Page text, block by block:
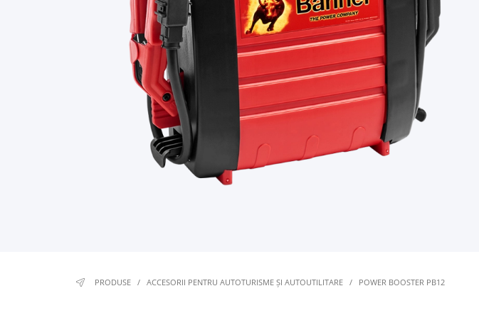
PRODUSE / ACCESORII PENTRU AUTOTURISME ŞI AUTOUTILITARE / POWER BOOSTER PB12